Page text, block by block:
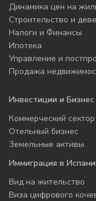
Динамика цен на
Строительство и
Налоги и Финансы
Ипотека
Управление и
Продажа
Инвестиции и Бизнес
Коммерческий сектор
Отельный бизнес
Земельные активы
Иммиграция в
Вид на жительство
Виза цифрового